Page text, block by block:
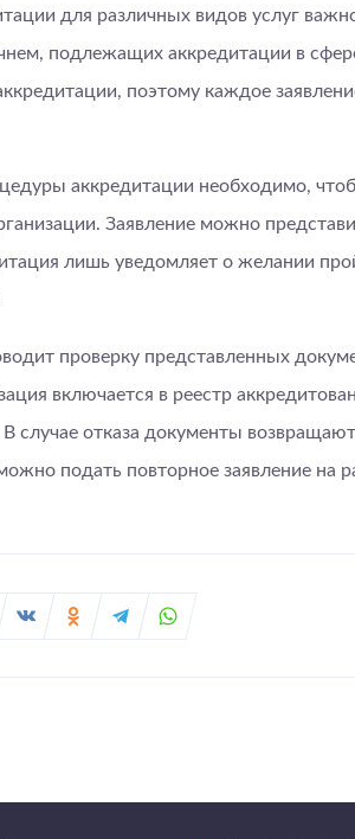
для различных видов услуг
подлежащих аккредитации в
поэтому каждое
аккредитации необходимо,
Заявление можно
лишь уведомляет о желании
проверку представленных
включается в реестр
В случае отказа документы
подать повторное заявление на